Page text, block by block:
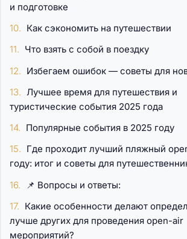
и подготовке
Как сэкономить на путешествии
Что взять с собой в поездку
Избегаем ошибок — советы для
Лучшее время для путешествия и
туристические события 2025 года
Популярные события в 2025 году
Где проходит лучший пляжный
году: итог и советы для
📌 Вопросы и ответы:
Какие особенности делают
лучше других для проведения open-air
мероприятий?